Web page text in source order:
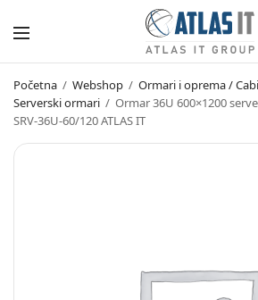
Početna / Webshop / Ormari i oprema /
Serverski ormari / Ormar 36U 600×1200
SRV-36U-60/120 ATLAS IT